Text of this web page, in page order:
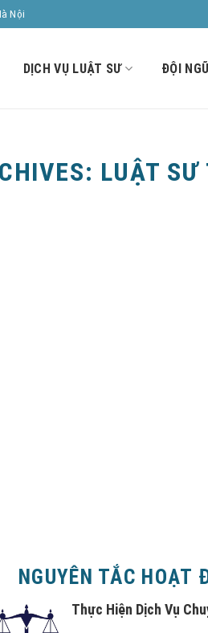
Nội
DỊCH VỤ LUẬT SƯ ĐỘI
LUẬT SƯ
NGUYÊN TẮC HOẠT
Thực Hiện Dịch Vụ